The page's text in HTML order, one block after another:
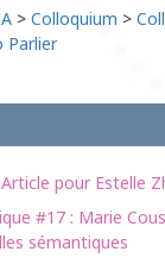
> Colloquium >
Parlier
pour Estelle
#17 : Marie
sémantiques